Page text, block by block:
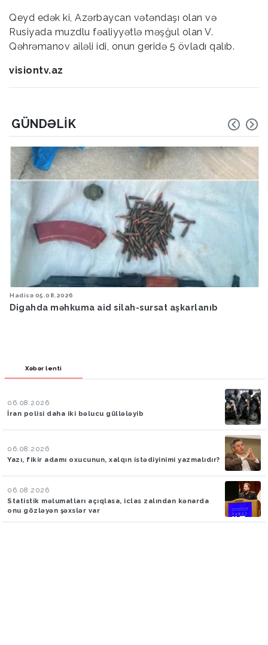
Qeyd edək ki, Azərbaycan vətəndaşı olan və
Rusiyada muzdlu fəaliyyətlə məşğul olan V.
Qəhrəmanov ailəli idi, onun geridə 5 övladı qalıb.
visiontv.az
GÜNDƏLIK
Hadisə 05.08.2026
Digahda məhkuma aid silah-sursat aşkarlanıb
Xəbər lenti
06.08.2026
İran polisi daha iki bəlucu güllələyib
06.08.2026
Yazı, fikir adamı oxucunun, xalqın istədiyinimi yazmalıdır?
06.08.2026
Statistik məlumatları açıqlasa, iclas zalından kənarda
onu gözləyən şəxslər var